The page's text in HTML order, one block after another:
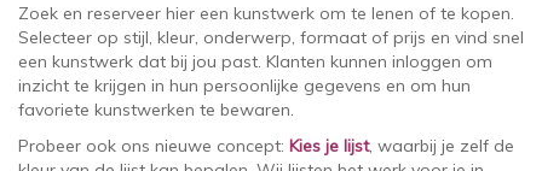
Zoek en reserveer hier een kunstwerk om te lenen of te kopen.
Selecteer op stijl, kleur, onderwerp, formaat of prijs en vind snel
een kunstwerk dat bij jou past. Klanten kunnen inloggen om
inzicht te krijgen in hun persoonlijke gegevens en om hun
favoriete kunstwerken te bewaren.
Probeer ook ons nieuwe concept: Kies je lijst, waarbij je zelf de